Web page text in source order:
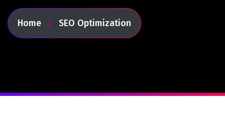
Home SEO Optimization